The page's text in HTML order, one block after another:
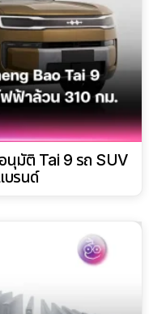
นุมัติ Tai 9 รถ SUV
บรนด์